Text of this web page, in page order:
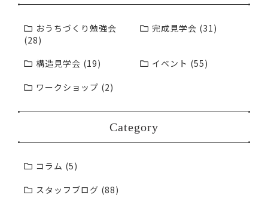
おうちづくり勉強会
(28)
完成見学会 (31)
構造見学会 (19)
イベント (55)
ワークショップ (2)
Category
コラム (5)
スタッフブログ (88)